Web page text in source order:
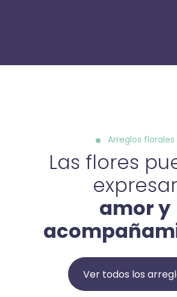
Arreglos florales
Las flores
expresar
amor y
Ver todos los